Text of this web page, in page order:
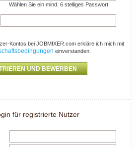
Wählen Sie ein mind. 6 stelliges Passwort
Kontos bei JOBMIXER.com erkläre ich mich mit
einverstanden.
für registrierte Nutzer